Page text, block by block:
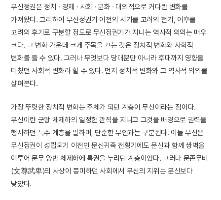
무신정권은 정치 · 경제 · 사회 · 문화 · 대외적으로 커다란 변화를
가져왔다. 그리하여 무신정권기 이전의 시기를 고려의 전기, 이후를
고려의 후기로 구분할 정도로 무신정권기가 지니는 역사적 의의는 매우
크다. 그 변화 가운데 크게 주목을 끄는 것은 정치적 변화와 사회적
변화를 들 수 있다. 그러나 무엇보다 당대뿐만 아니라 후대까지 영향을
미쳤던 사회적 변화라 할 수 있다. 먼저 정치적 변화와 그 역사적 의의를
살펴본다.
가장 뚜렷한 정치적 변화는 주체가 되던 계층이 무신이라는 점이다.
무신이란 군왕 체제하의 일정한 관직을 지니고 그것을 배경으로 권력을
행사하던 특수 계층을 말하며, 단순한 무인과는 구분된다. 이들 무신은
무신정권이 성립되기 이전인 문신귀족 전횡기에도 문신과 함께 쌍벽을
이루어 문무 양반 체제하에 특권을 누리던 계층이었다. 그러나 문존무비
(文尊武卑)의 사상이 풍미하던 사회에서 무신의 지위는 문신보다
낮았다.